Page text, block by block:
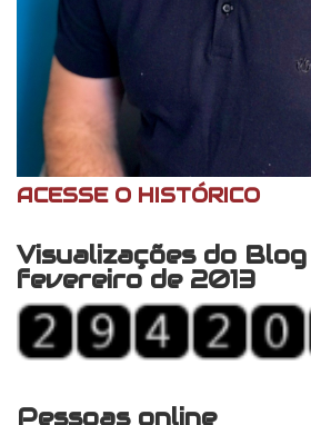
ACESSE O HISTÓRICO
Visualizações do
fevereiro de 2013
Pessoas online